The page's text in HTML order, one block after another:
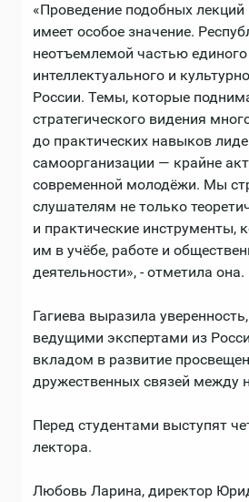
«Проведение подобных
имеет особое значение.
неотъемлемой частью единого
интеллектуального и
России. Темы, которые
стратегического видения
до практических навыков
самоорганизации — крайне
современной молодёжи. Мы
слушателям не только
и практические инструменты,
им в учёбе, работе и
деятельности», - отметила она.
Гагиева выразила
ведущими экспертами из
вкладом в развитие
дружественных связей между
Перед студентами выступят
лектора.
Любовь Ларина, директор